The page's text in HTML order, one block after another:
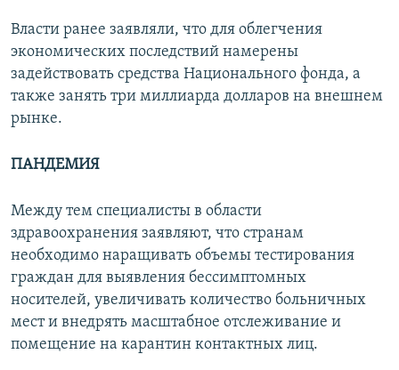
1080p
Власти ранее заявляли, что для облегчения
экономических последствий намерены
задействовать средства Национального фонда, а
также занять три миллиарда долларов на внешнем
рынке.
ПАНДЕМИЯ
Между тем специалисты в области
здравоохранения заявляют, что странам
необходимо наращивать объемы тестирования
граждан для выявления бессимптомных
носителей, увеличивать количество больничных
мест и внедрять масштабное отслеживание и
помещение на карантин контактных лиц.